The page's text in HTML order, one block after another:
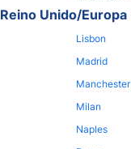
Reino Unido/Europa
Lisbon
Madrid
Manchester
Milan
Naples